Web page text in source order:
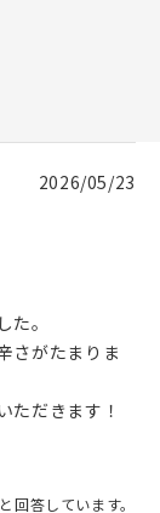
2026/05/23
。
さがたまりま
ただきます！
回答しています。